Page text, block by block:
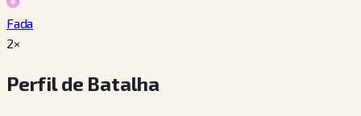
Fada
2×
Perfil de Batalha